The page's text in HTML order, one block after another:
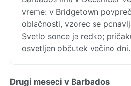
vreme: v Bridgetown
oblačnosti, vzorec se
Svetlo sonce je redko;
osvetljen občutek večino dni.
Drugi meseci v Barbados